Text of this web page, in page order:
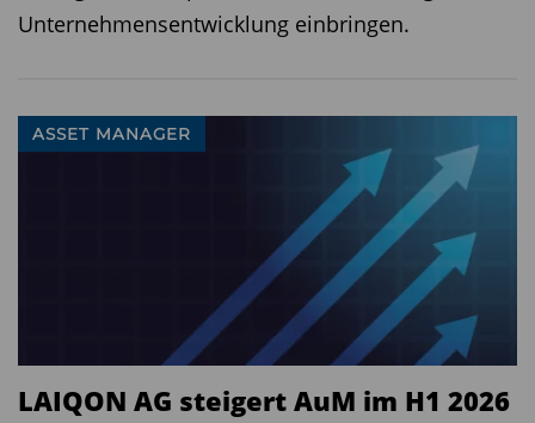
Unternehmensentwicklung einbringen.
ASSET MANAGER
LAIQON AG steigert AuM im H1 2026